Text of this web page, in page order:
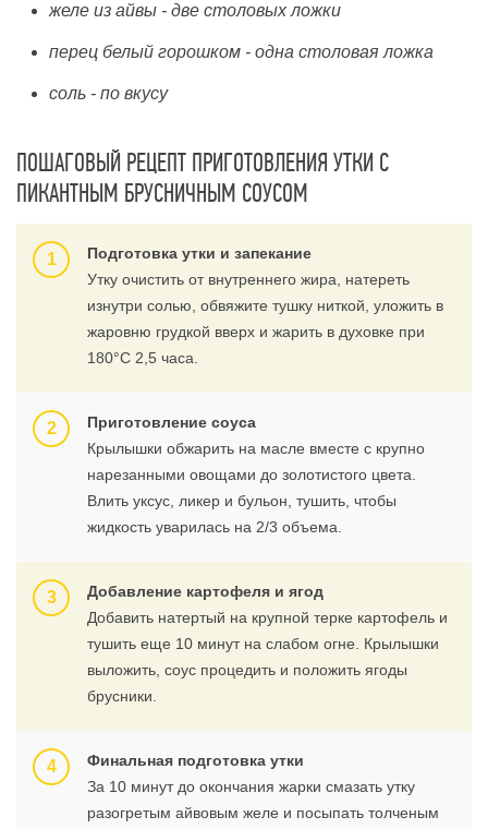
желе из айвы - две столовых ложки
перец белый горошком - одна столовая ложка
соль - по вкусу
ПОШАГОВЫЙ РЕЦЕПТ ПРИГОТОВЛЕНИЯ УТКИ С
ПИКАНТНЫМ БРУСНИЧНЫМ СОУСОМ
Подготовка утки и запекание
Утку очистить от внутреннего жира, натереть
изнутри солью, обвяжите тушку ниткой, уложить в
жаровню грудкой вверх и жарить в духовке при
180°C 2,5 часа.
Приготовление соуса
Крылышки обжарить на масле вместе с крупно
нарезанными овощами до золотистого цвета.
Влить уксус, ликер и бульон, тушить, чтобы
жидкость уварилась на 2/3 объема.
Добавление картофеля и ягод
Добавить натертый на крупной терке картофель и
тушить еще 10 минут на слабом огне. Крылышки
выложить, соус процедить и положить ягоды
брусники.
Финальная подготовка утки
За 10 минут до окончания жарки смазать утку
разогретым айвовым желе и посыпать толченым